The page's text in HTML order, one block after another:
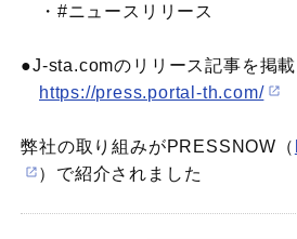
・#ニュースリリース
●J-sta.comのリリース記事を掲
https://press.portal-th.com/
弊社の取り組みがPRESSNOW（
）で紹介されました